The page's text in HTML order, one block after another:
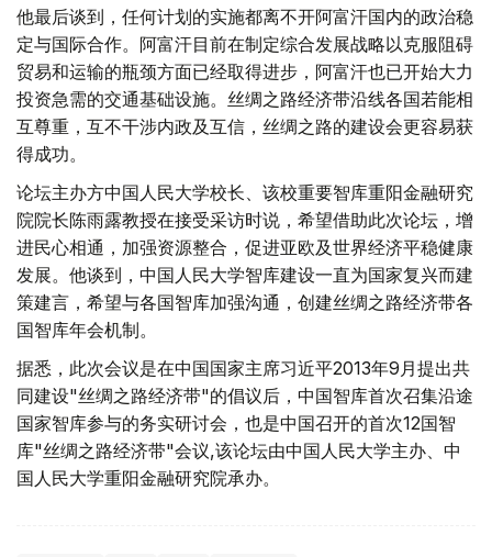
他最后谈到，任何计划的实施都离不开阿富汗国内的政治稳
定与国际合作。阿富汗目前在制定综合发展战略以克服阻碍
贸易和运输的瓶颈方面已经取得进步，阿富汗也已开始大力
投资急需的交通基础设施。丝绸之路经济带沿线各国若能相
互尊重，互不干涉内政及互信，丝绸之路的建设会更容易获
得成功。
论坛主办方中国人民大学校长、该校重要智库重阳金融研究
院院长陈雨露教授在接受采访时说，希望借助此次论坛，增
进民心相通，加强资源整合，促进亚欧及世界经济平稳健康
发展。他谈到，中国人民大学智库建设一直为国家复兴而建
策建言，希望与各国智库加强沟通，创建丝绸之路经济带各
国智库年会机制。
据悉，此次会议是在中国国家主席习近平2013年9月提出共
同建设"丝绸之路经济带"的倡议后，中国智库首次召集沿途
国家智库参与的务实研讨会，也是中国召开的首次12国智
库"丝绸之路经济带"会议,该论坛由中国人民大学主办、中
国人民大学重阳金融研究院承办。